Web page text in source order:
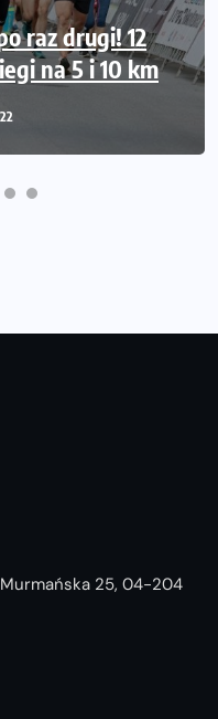
raz drugi! 12
na 5 i 10 km
lekkiej atletyki
Grand Prix!
Murmańska 25, 04-204